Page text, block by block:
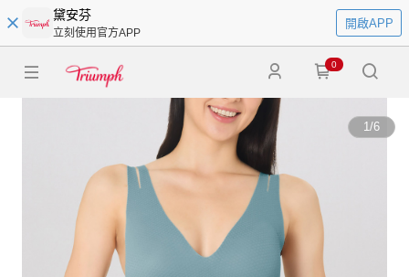
黛安芬
立刻使用官方APP
開啟APP
0
1/6